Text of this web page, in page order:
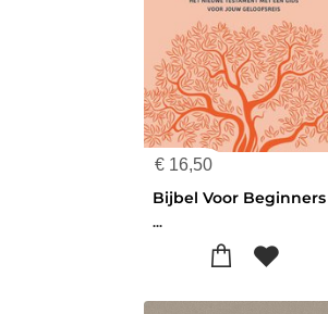
€ 16,50
Bijbel Voor Beginners
...